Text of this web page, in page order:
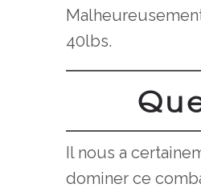
40lbs.
Il nous a
dominer ce